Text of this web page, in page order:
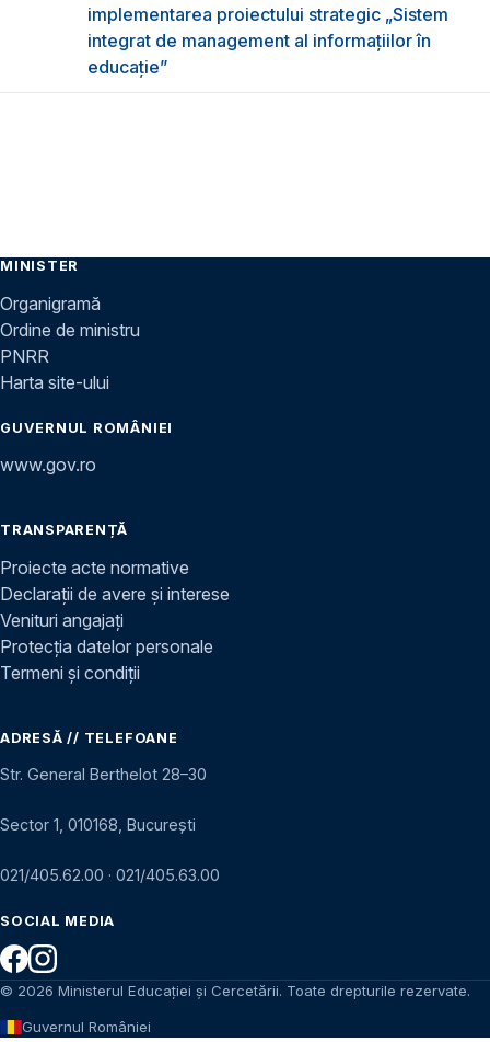
implementarea proiectului strategic „Sistem
integrat de management al informațiilor în
educație”
MINISTER
Organigramă
Ordine de ministru
PNRR
Harta site-ului
GUVERNUL ROMÂNIEI
www.gov.ro
TRANSPARENȚĂ
Proiecte acte normative
Declarații de avere și interese
Venituri angajați
Protecția datelor personale
Termeni și condiții
ADRESĂ // TELEFOANE
Str. General Berthelot 28–30
Sector 1, 010168, București
021/405.62.00 · 021/405.63.00
SOCIAL MEDIA
© 2026 Ministerul Educației și Cercetării. Toate drepturile rezervate.
Guvernul României